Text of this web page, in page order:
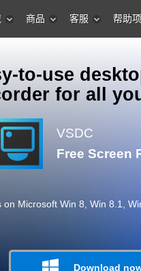
商品 客服 帮助
to-use
for all
VSDC
Free Screen
on Microsoft Win 8, Win 8.1,
Download